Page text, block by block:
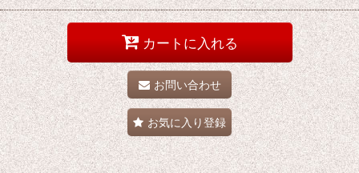
カートに入れる
お問い合わせ
お気に入り登録